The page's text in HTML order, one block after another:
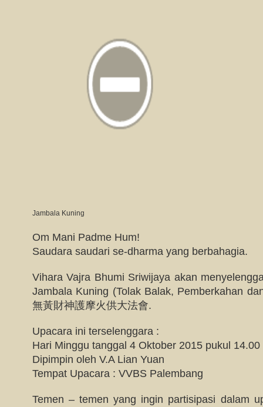
Jambala Kuning
Om Mani Padme Hum!
Saudara saudari se-dharma yang berbahagia.
Vihara Vajra Bhumi Sriwijaya akan
Jambala Kuning (Tolak Balak, Pemberkahan
無黃財神護摩火供大法會.
Upacara ini terselenggara :
Hari Minggu tanggal 4 Oktober 2015 pukul 14.00
Dipimpin oleh V.A Lian Yuan
Tempat Upacara : VVBS Palembang
Temen – temen yang ingin partisipasi dalam